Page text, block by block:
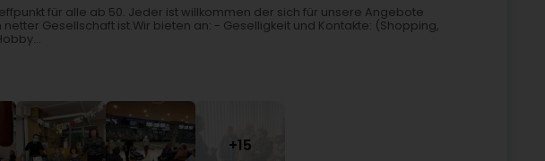
für alle ab 50. Jeder ist willkommen der sich für unsere Angebote
Gesellschaft ist.Wir bieten an: - Geselligkeit und Kontakte: (Shopping,
+15